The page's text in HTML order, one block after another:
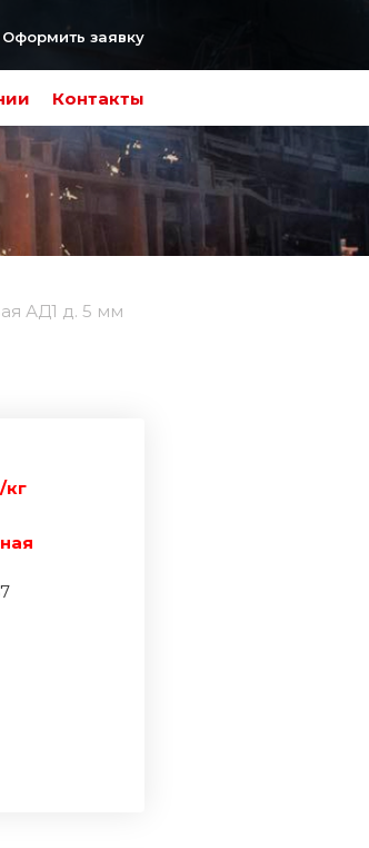
Контакты
Оформить заявку
АД1 д. 5 мм
кг